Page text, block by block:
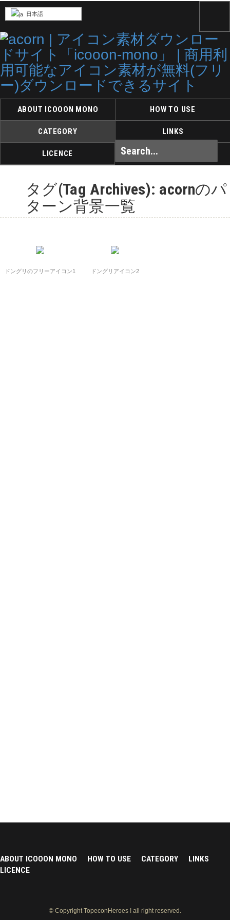
ABOUT ICOOON MONO HOW TO USE
CATEGORY LINKS
LICENCE
日本語
タグ(Tag Archives): acornのパ
ターン背景一覧
ドングリのフリーアイコン1 ドングリアイコン2
ABOUT ICOOON MONO HOW TO USE CATEGORY
LINKS
LICENCE
© Copyright TopeconHeroes ! all right reserved.